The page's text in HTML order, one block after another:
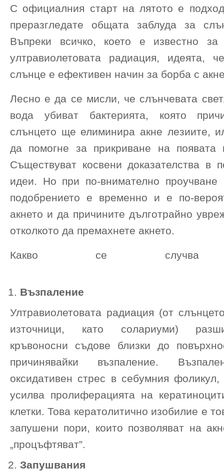
С официалния старт на лятото е
преразгледате общата заблуда за
Въпреки всичко, което е известно за
ултравиолетовата радиация, идеята,
слънце е ефективен начин за борба с
Лесно е да се мисли, че слънчевата
вода убиват бактерията, която
слънцето ще елиминира акне лезиите,
да помогне за прикриване на появата
Съществуват косвени доказателства в
идеи. Но при по-внимателно проучване
подобрението е временно и е по-
акнето и да причините дълготрайно
отколкото да премахнете акнето.
Какво се случва
Възпаление
Ултравиолетовата радиация (от
източници, като солариуми)
кръвоносни съдове близки до
причинявайки възпаление.
оксидативен стрес в себумния фоликул,
усилва пролиферацията на
клетки. Това кератолитично изобилие е
запушени пори, които позволяват на
„процъфтяват”.
Запушвания